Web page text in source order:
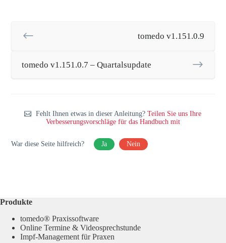
tomedo v1.151.0.9
tomedo v1.151.0.7 – Quartalsupdate
Fehlt Ihnen etwas in dieser Anleitung?Teilen Sie uns Ihre
Verbesserungsvorschläge für das Handbuch mit
War diese Seite hilfreich? Ja Nein
Produkte
tomedo® Praxissoftware
Online Termine & Videosprechstunde
Impf-Management für Praxen